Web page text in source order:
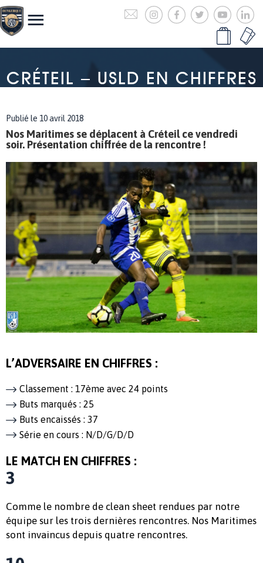
CRÉTEIL – USLD EN CHIFFRES
Publié le 10 avril 2018
Nos Maritimes se déplacent à Créteil ce vendredi
soir. Présentation chiffrée de la rencontre !
L’ADVERSAIRE EN CHIFFRES :
Classement : 17ème avec 24 points
Buts marqués : 25
Buts encaissés : 37
Série en cours : N/D/G/D/D
LE MATCH EN CHIFFRES :
3
Comme le nombre de clean sheet rendues par notre
équipe sur les trois dernières rencontres. Nos Maritimes
sont invaincus depuis quatre rencontres.